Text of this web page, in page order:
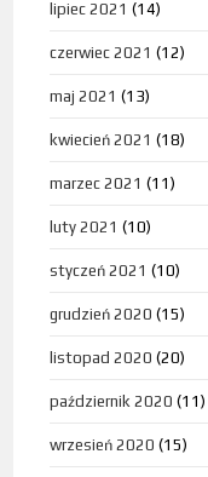
lipiec 2021 (14)
czerwiec 2021 (12)
maj 2021 (13)
kwiecień 2021 (18)
marzec 2021 (11)
luty 2021 (10)
styczeń 2021 (10)
grudzień 2020 (15)
listopad 2020 (20)
październik 2020 (11)
wrzesień 2020 (15)